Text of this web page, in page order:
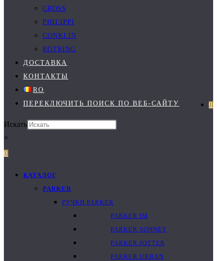
CROSS
PHILIPPI
CONKLIN
ROTRING
ДОСТАВКА
КОНТАКТЫ
RO
0
ПЕРЕКЛЮЧИТЬ ПОИСК ПО ВЕБ-САЙТУ
Искать
×
0
КАТАЛОГ
PARKER
РУЧКИ PARKER
PARKER IM
PARKER SONNET
PARKER JOTTER
PARKER URBAN